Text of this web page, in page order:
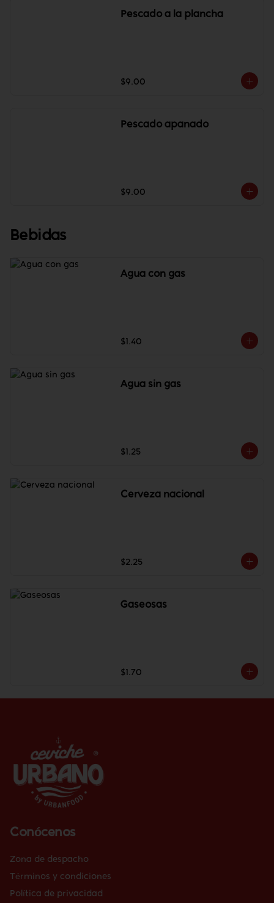
Pescado a la plancha
$9.00
Pescado apanado
$9.00
Bebidas
Agua con gas
$1.40
Agua sin gas
$1.25
Cerveza nacional
$2.25
Gaseosas
$1.70
Conócenos
Zona de despacho
Términos y condiciones
Política de privacidad